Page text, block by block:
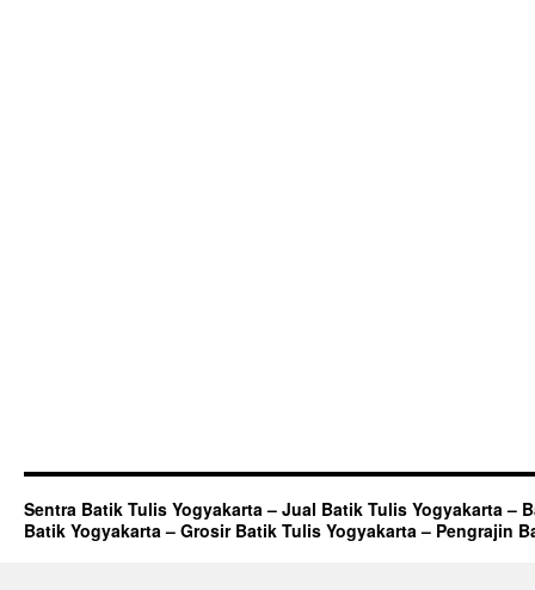
Sentra Batik Tulis Yogyakarta – Jual Batik Tulis Yogyakarta –
Batik Yogyakarta – Grosir Batik Tulis Yogyakarta – Pengrajin